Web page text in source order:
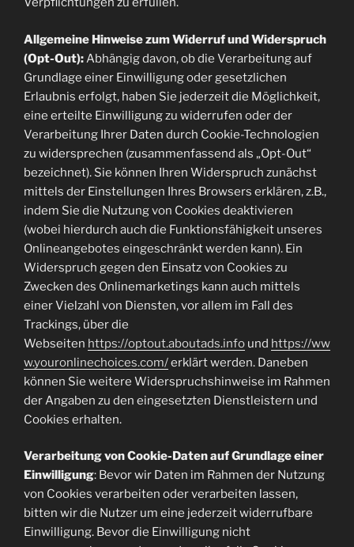
Allgemeine Hinweise zum Widerruf und Widerspruch
(Opt-Out): Abhängig davon, ob die Verarbeitung auf
Grundlage einer Einwilligung oder gesetzlichen
Erlaubnis erfolgt, haben Sie jederzeit die Möglichkeit,
eine erteilte Einwilligung zu widerrufen oder der
Verarbeitung Ihrer Daten durch Cookie-Technologien
zu widersprechen (zusammenfassend als „Opt-Out“
bezeichnet). Sie können Ihren Widerspruch zunächst
mittels der Einstellungen Ihres Browsers erklären, z.B.,
indem Sie die Nutzung von Cookies deaktivieren
(wobei hierdurch auch die Funktionsfähigkeit unseres
Onlineangebotes eingeschränkt werden kann). Ein
Widerspruch gegen den Einsatz von Cookies zu
Zwecken des Onlinemarketings kann auch mittels
einer Vielzahl von Diensten, vor allem im Fall des
Trackings, über die
Webseiten https://optout.aboutads.info und https://ww
w.youronlinechoices.com/erklärt werden. Daneben
können Sie weitere Widerspruchshinweise im Rahmen
der Angaben zu den eingesetzten Dienstleistern und
Cookies erhalten.
Verarbeitung von Cookie-Daten auf Grundlage einer
Einwilligung: Bevor wir Daten im Rahmen der Nutzung
von Cookies verarbeiten oder verarbeiten lassen,
bitten wir die Nutzer um eine jederzeit widerrufbare
Einwilligung. Bevor die Einwilligung nicht